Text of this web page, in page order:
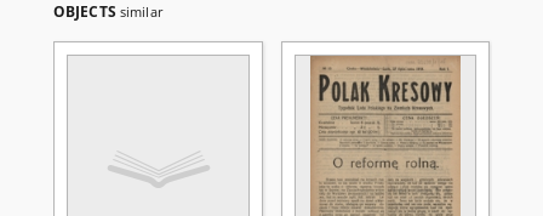
OBJECTS similar